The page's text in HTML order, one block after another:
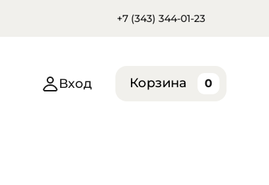
+7 (343) 344-01-23
Вход Корзина 0